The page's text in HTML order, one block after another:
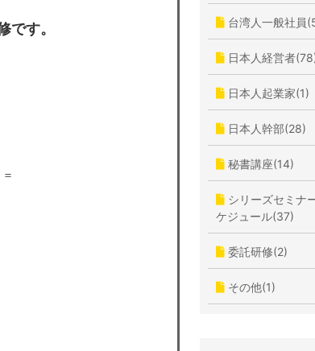
です。 台湾人一般社員
日本人経営者
日本人起業家(1)
日本人幹部(28)
秘書講座(14)
シリーズセミナ
ケジュール(37)
委託研修(2)
その他(1)